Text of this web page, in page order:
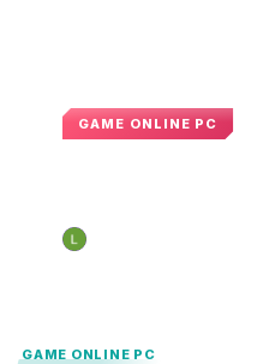
GAME ONLINE PC
N
GAME ONLINE PC